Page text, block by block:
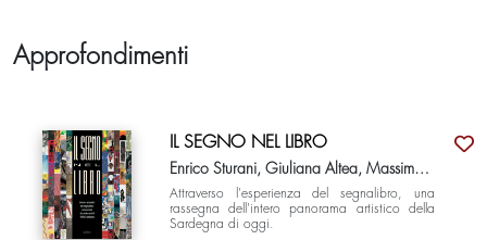
Approfondimenti
IL SEGNO NEL LIBRO
Enrico Sturani, Giuliana Altea, Massimo Gatta
Attraverso l'esperienza del segnalibro, una
rassegna dell'intero panorama artistico della
Sardegna di oggi.